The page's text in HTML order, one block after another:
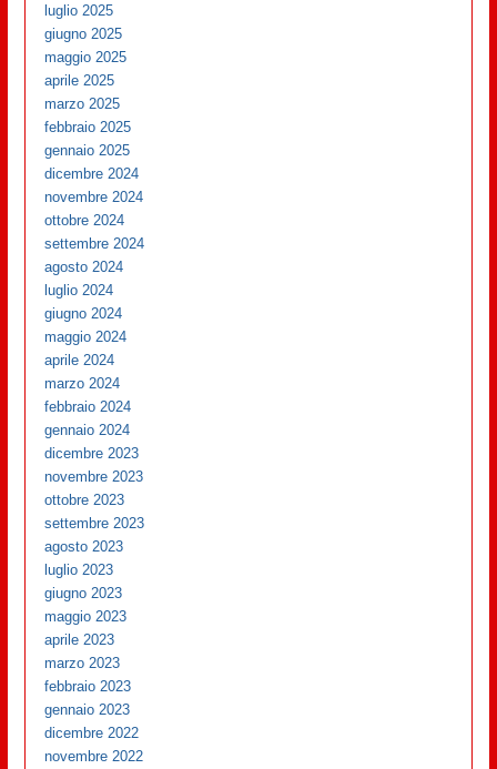
luglio 2025
giugno 2025
maggio 2025
aprile 2025
marzo 2025
febbraio 2025
gennaio 2025
dicembre 2024
novembre 2024
ottobre 2024
settembre 2024
agosto 2024
luglio 2024
giugno 2024
maggio 2024
aprile 2024
marzo 2024
febbraio 2024
gennaio 2024
dicembre 2023
novembre 2023
ottobre 2023
settembre 2023
agosto 2023
luglio 2023
giugno 2023
maggio 2023
aprile 2023
marzo 2023
febbraio 2023
gennaio 2023
dicembre 2022
novembre 2022